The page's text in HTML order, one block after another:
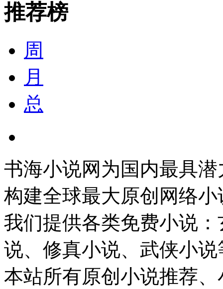
推荐榜
周
月
总
书海小说网为国内最具
构建全球最大原创网络小
我们提供各类免费小说
说、修真小说、武侠小
本站所有原创小说推荐